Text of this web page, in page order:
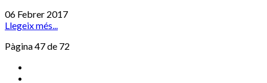
06 Febrer 2017
Llegeix més...
Pàgina 47 de 72